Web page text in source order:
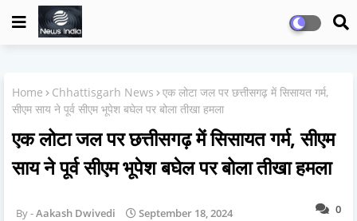
Home Chhattisgarh News
एक लोटा जल पर छत्तीसगढ़ में सिसायत गर्म,
सीएम साय ने पूर्व सीएम भूपेश बघेल पर बोला तीखा हमला
एक लोटा जल पर छत्तीसगढ़ में सिसायत गर्म, सीएम
साय ने पूर्व सीएम भूपेश बघेल पर बोला तीखा हमला
0
Aakash Dwivedi September 18, 2024